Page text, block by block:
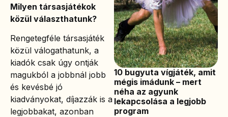
Milyen társasjátékok
közül választhatunk?
Rengetegféle társasjáték
közül válogathatunk, a
kiadók csak úgy ontják
magukból a jobbnál jobb
és kevésbé jó
kiadványokat, díjazzák is a
legjobbakat, azonban
10 bugyuta vígjáték, amit
mégis imádunk – mert
néha az agyunk
lekapcsolása a legjobb
program